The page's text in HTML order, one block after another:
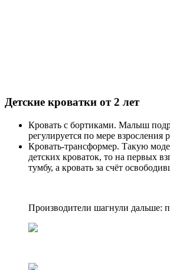
Детские кроватки от 2 лет
Кровать с бортиками. Малыш
регулируется по мере
Кровать-трансформер. Такую
детских кроваток, то на первых
тумбу, а кровать за счёт
Производители шагнули дальше: